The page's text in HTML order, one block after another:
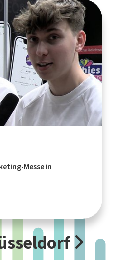
Messe in